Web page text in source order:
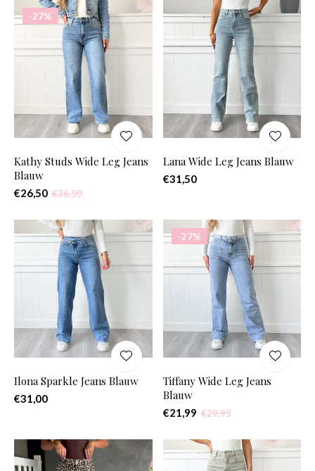
-27%
Kathy Studs Wide Leg Jeans
Blauw
€26,50 €36,50
Lana Wide Leg Jeans Blauw
€31,50
Ilona Sparkle Jeans Blauw
€31,00
-27%
Tiffany Wide Leg Jeans
Blauw
€21,99 €29,95